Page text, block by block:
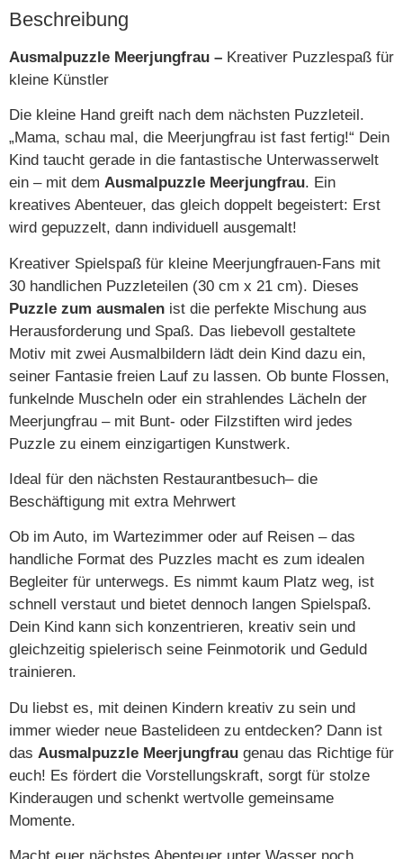
Beschreibung
Ausmalpuzzle Meerjungfrau – Kreativer Puzzlespaß für
kleine Künstler
Die kleine Hand greift nach dem nächsten Puzzleteil.
„Mama, schau mal, die Meerjungfrau ist fast fertig!“ Dein
Kind taucht gerade in die fantastische Unterwasserwelt
ein – mit dem Ausmalpuzzle Meerjungfrau. Ein
kreatives Abenteuer, das gleich doppelt begeistert: Erst
wird gepuzzelt, dann individuell ausgemalt!
Kreativer Spielspaß für kleine Meerjungfrauen-Fans mit
30 handlichen Puzzleteilen (30 cm x 21 cm). Dieses
Puzzle zum ausmalen ist die perfekte Mischung aus
Herausforderung und Spaß. Das liebevoll gestaltete
Motiv mit zwei Ausmalbildern lädt dein Kind dazu ein,
seiner Fantasie freien Lauf zu lassen. Ob bunte Flossen,
funkelnde Muscheln oder ein strahlendes Lächeln der
Meerjungfrau – mit Bunt- oder Filzstiften wird jedes
Puzzle zu einem einzigartigen Kunstwerk.
Ideal für den nächsten Restaurantbesuch– die
Beschäftigung mit extra Mehrwert
Ob im Auto, im Wartezimmer oder auf Reisen – das
handliche Format des Puzzles macht es zum idealen
Begleiter für unterwegs. Es nimmt kaum Platz weg, ist
schnell verstaut und bietet dennoch langen Spielspaß.
Dein Kind kann sich konzentrieren, kreativ sein und
gleichzeitig spielerisch seine Feinmotorik und Geduld
trainieren.
Du liebst es, mit deinen Kindern kreativ zu sein und
immer wieder neue Bastelideen zu entdecken? Dann ist
das Ausmalpuzzle Meerjungfrau genau das Richtige für
euch! Es fördert die Vorstellungskraft, sorgt für stolze
Kinderaugen und schenkt wertvolle gemeinsame
Momente.